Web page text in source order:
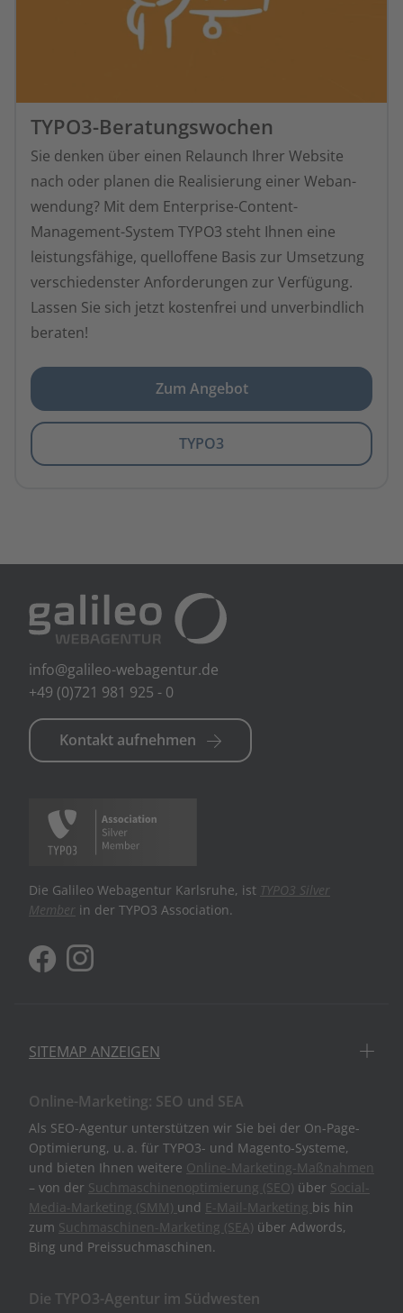
TYPO3-Beratungswochen
Sie denken über einen Relaunch Ihrer Website
nach oder planen die Realisierung einer Web­an­
wendung? Mit dem Enterprise-Content-
Management-System TYPO3 steht Ihnen eine
leistungsfähige, quelloffene Basis zur Umsetzung
verschiedenster Anforderungen zur Verfügung.
Lassen Sie sich jetzt kostenfrei und unverbindlich
beraten!
Zum Angebot
TYPO3
info@galileo-webagentur.de
+49 (0)721 981 925 - 0
Kontakt aufnehmen
Die Galileo Webagentur Karlsruhe, ist TYPO3 Silver
Member in der TYPO3 Association.
SITEMAP ANZEIGEN
Online-Marketing: SEO und SEA
Als SEO-Agentur unterstützen wir Sie bei der On-Page-
Optimierung, u. a. für TYPO3- und Magento-Systeme,
und bieten Ihnen weitere Online-Marketing-Maßnahmen
– von der Suchmaschinenoptimierung (SEO) über Social-
Media-Marketing (SMM) und E-Mail-Marketing bis hin
zum Suchmaschinen-Marketing (SEA) über Adwords,
Bing und Preissuchmaschinen.
Die TYPO3-Agentur im Südwesten